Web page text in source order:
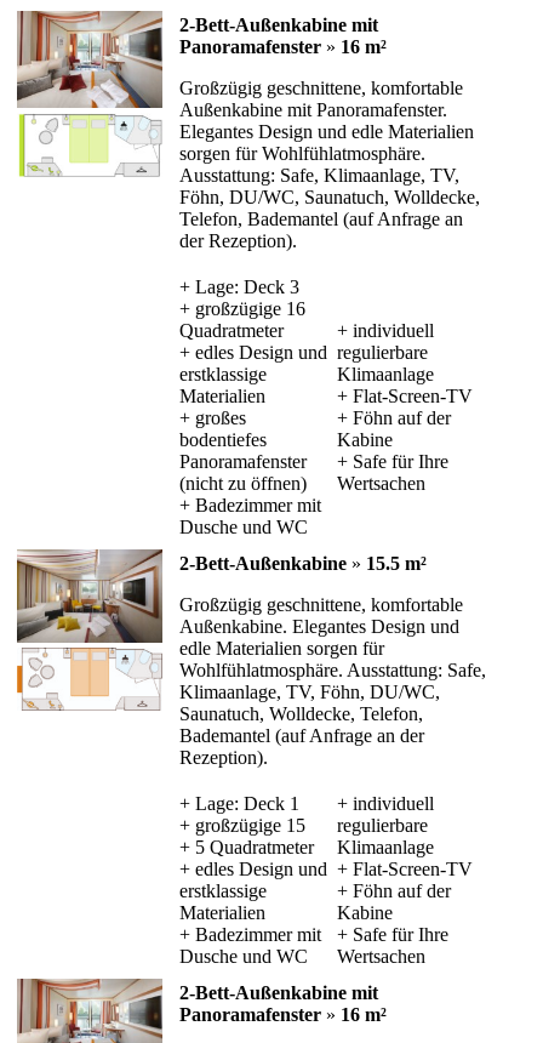
2-Bett-Außenkabine mit
Panoramafenster » 16 m²
Großzügig geschnittene, komfortable
Außenkabine mit Panoramafenster.
Elegantes Design und edle Materialien
sorgen für Wohlfühlatmosphäre.
Ausstattung: Safe, Klimaanlage, TV,
Föhn, DU/WC, Saunatuch, Wolldecke,
Telefon, Bademantel (auf Anfrage an
der Rezeption).
+ Lage: Deck 3
+ großzügige 16
Quadratmeter
+ edles Design und
erstklassige
Materialien
+ großes
bodentiefes
Panoramafenster
(nicht zu öffnen)
+ Badezimmer mit
Dusche und WC
+ individuell
regulierbare
Klimaanlage
+ Flat-Screen-TV
+ Föhn auf der
Kabine
+ Safe für Ihre
Wertsachen
2-Bett-Außenkabine » 15.5 m²
Großzügig geschnittene, komfortable
Außenkabine. Elegantes Design und
edle Materialien sorgen für
Wohlfühlatmosphäre. Ausstattung: Safe,
Klimaanlage, TV, Föhn, DU/WC,
Saunatuch, Wolldecke, Telefon,
Bademantel (auf Anfrage an der
Rezeption).
+ Lage: Deck 1
+ großzügige 15
+ 5 Quadratmeter
+ edles Design und
erstklassige
Materialien
+ Badezimmer mit
Dusche und WC
+ individuell
regulierbare
Klimaanlage
+ Flat-Screen-TV
+ Föhn auf der
Kabine
+ Safe für Ihre
Wertsachen
2-Bett-Außenkabine mit
Panoramafenster » 16 m²